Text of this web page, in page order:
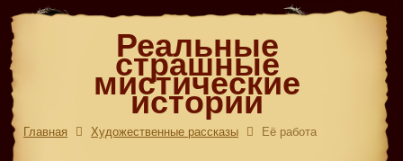
Реальные
страшные
мистические
истории
Главная Художественные рассказы Её работа